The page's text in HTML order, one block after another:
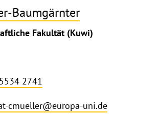
Baumgärnter
Fakultät (Kuwi)
2741
cmueller@europa-uni.de